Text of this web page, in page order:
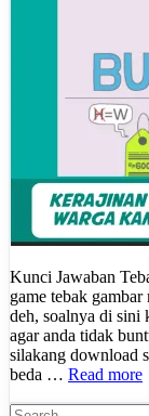
Kunci Jawaban
game tebak
deh, soalnya di sini
agar anda tidak
silakang download
beda … Read more
Search